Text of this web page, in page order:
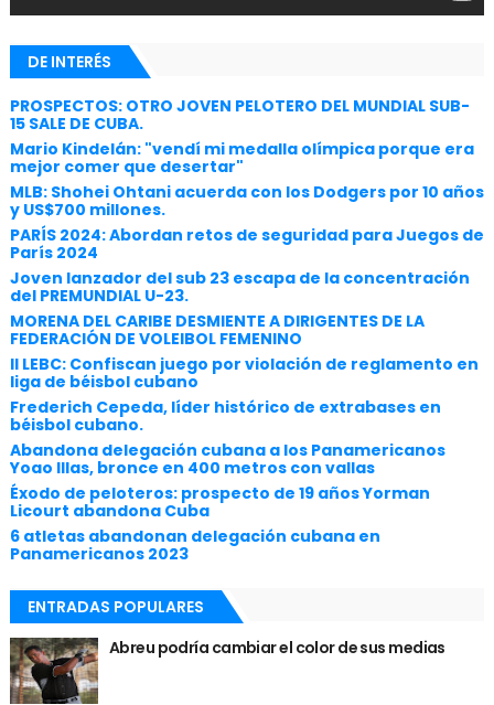
DE INTERÉS
PROSPECTOS: OTRO JOVEN PELOTERO DEL MUNDIAL SUB-
15 SALE DE CUBA.
Mario Kindelán: "vendí mi medalla olímpica porque era
mejor comer que desertar"
MLB: Shohei Ohtani acuerda con los Dodgers por 10 años
y US$700 millones.
PARÍS 2024: Abordan retos de seguridad para Juegos de
París 2024
Joven lanzador del sub 23 escapa de la concentración
del PREMUNDIAL U-23.
MORENA DEL CARIBE DESMIENTE A DIRIGENTES DE LA
FEDERACIÓN DE VOLEIBOL FEMENINO
II LEBC: Confiscan juego por violación de reglamento en
liga de béisbol cubano
Frederich Cepeda, líder histórico de extrabases en
béisbol cubano.
Abandona delegación cubana a los Panamericanos
Yoao Illas, bronce en 400 metros con vallas
Éxodo de peloteros: prospecto de 19 años Yorman
Licourt abandona Cuba
6 atletas abandonan delegación cubana en
Panamericanos 2023
ENTRADAS POPULARES
Abreu podría cambiar el color de sus medias